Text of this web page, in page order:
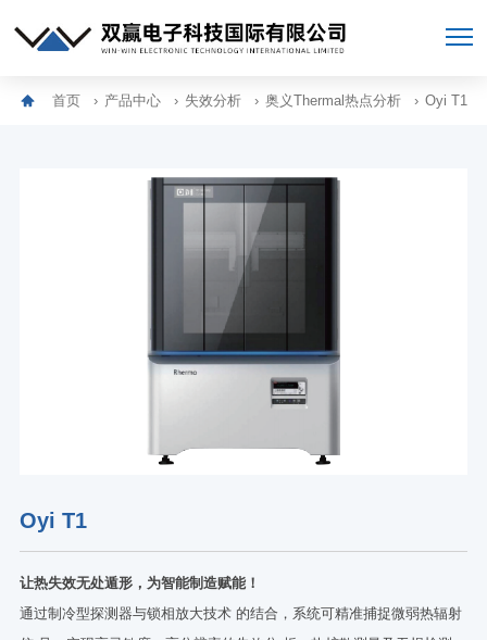
首页 产品中心 失效分析 奥义Thermal热点分析 Oyi T1
Oyi T1
让热失效无处遁形，为智能制造赋能！
通过制冷型探测器与锁相放大技术 的结合，系统可精准捕捉微弱热辐射